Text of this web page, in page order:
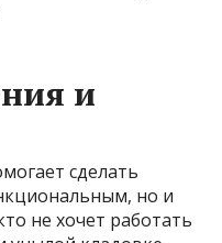
и
сделать
но и
не хочет работать